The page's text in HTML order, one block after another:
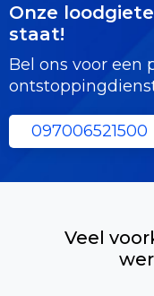
Onze
staat!
Bel ons voor een
097006521500
Veel